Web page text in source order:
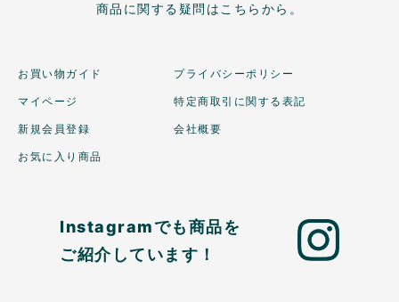
商品に関する疑問はこちらから。
お買い物ガイド
マイページ
新規会員登録
お気に入り商品
プライバシーポリシー
特定商取引に関する表記
会社概要
Instagramでも商品を
ご紹介しています！